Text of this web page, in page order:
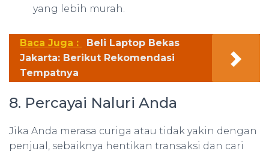
yang lebih murah.
Baca Juga :
Beli Laptop Bekas
Jakarta: Berikut Rekomendasi
Tempatnya
8. Percayai Naluri Anda
Jika Anda merasa curiga atau tidak yakin dengan
penjual, sebaiknya hentikan transaksi dan cari